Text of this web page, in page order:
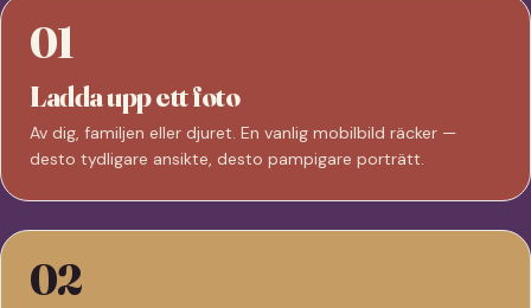
01
Ladda upp ett foto
Av dig, familjen eller djuret. En vanlig mobilbild räcker —
desto tydligare ansikte, desto pampigare porträtt.
02